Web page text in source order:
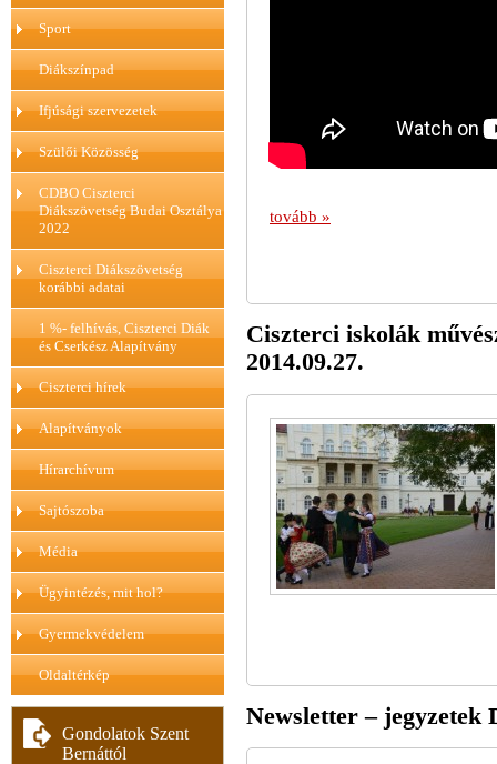
Sport
Diákszínpad
Ifjúsági szervezetek
Szülői Közösség
CDBO Ciszterci
Diákszövetség Budai Osztálya
2022
Ciszterci Diákszövetség
korábbi adatai
1 %- felhívás, Ciszterci Diák
és Cserkész Alapítvány
Ciszterci hírek
Alapítványok
Hírarchívum
Sajtószoba
Média
Ügyintézés, mit hol?
Gyermekvédelem
Oldaltérkép
Gondolatok Szent
Bernáttól
tovább »
Ciszterci iskolák
2014.09.27.
Newsletter – jegyzetek